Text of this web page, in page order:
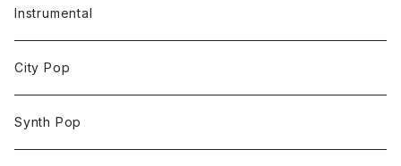
Instrumental
City Pop
Synth Pop